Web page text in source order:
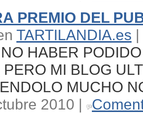
PREMIO DEL
TARTILANDIA.es
HABER
MI BLOG
MUCHO
2010 |